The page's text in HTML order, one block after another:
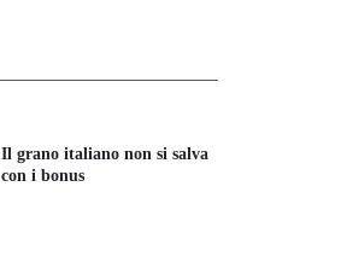
Il grano italiano non si salva
con i bonus